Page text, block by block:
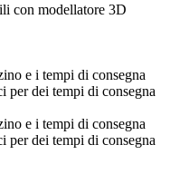
con modellatore 3D
e i tempi di consegna
per dei tempi di consegna
e i tempi di consegna
per dei tempi di consegna